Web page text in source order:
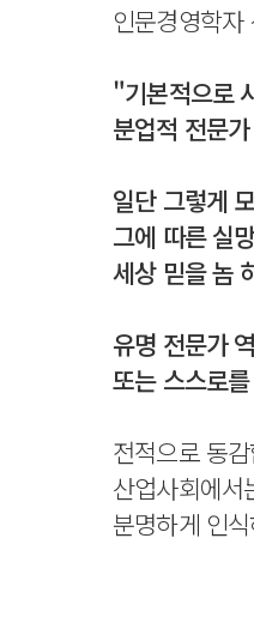
인문경영학자
"기본적으로
분업적 전문
일단 그렇게
그에 따른 실
세상 믿을 놈
유명 전문가
또는 스스로
전적으로 동
산업사회에서
분명하게 인